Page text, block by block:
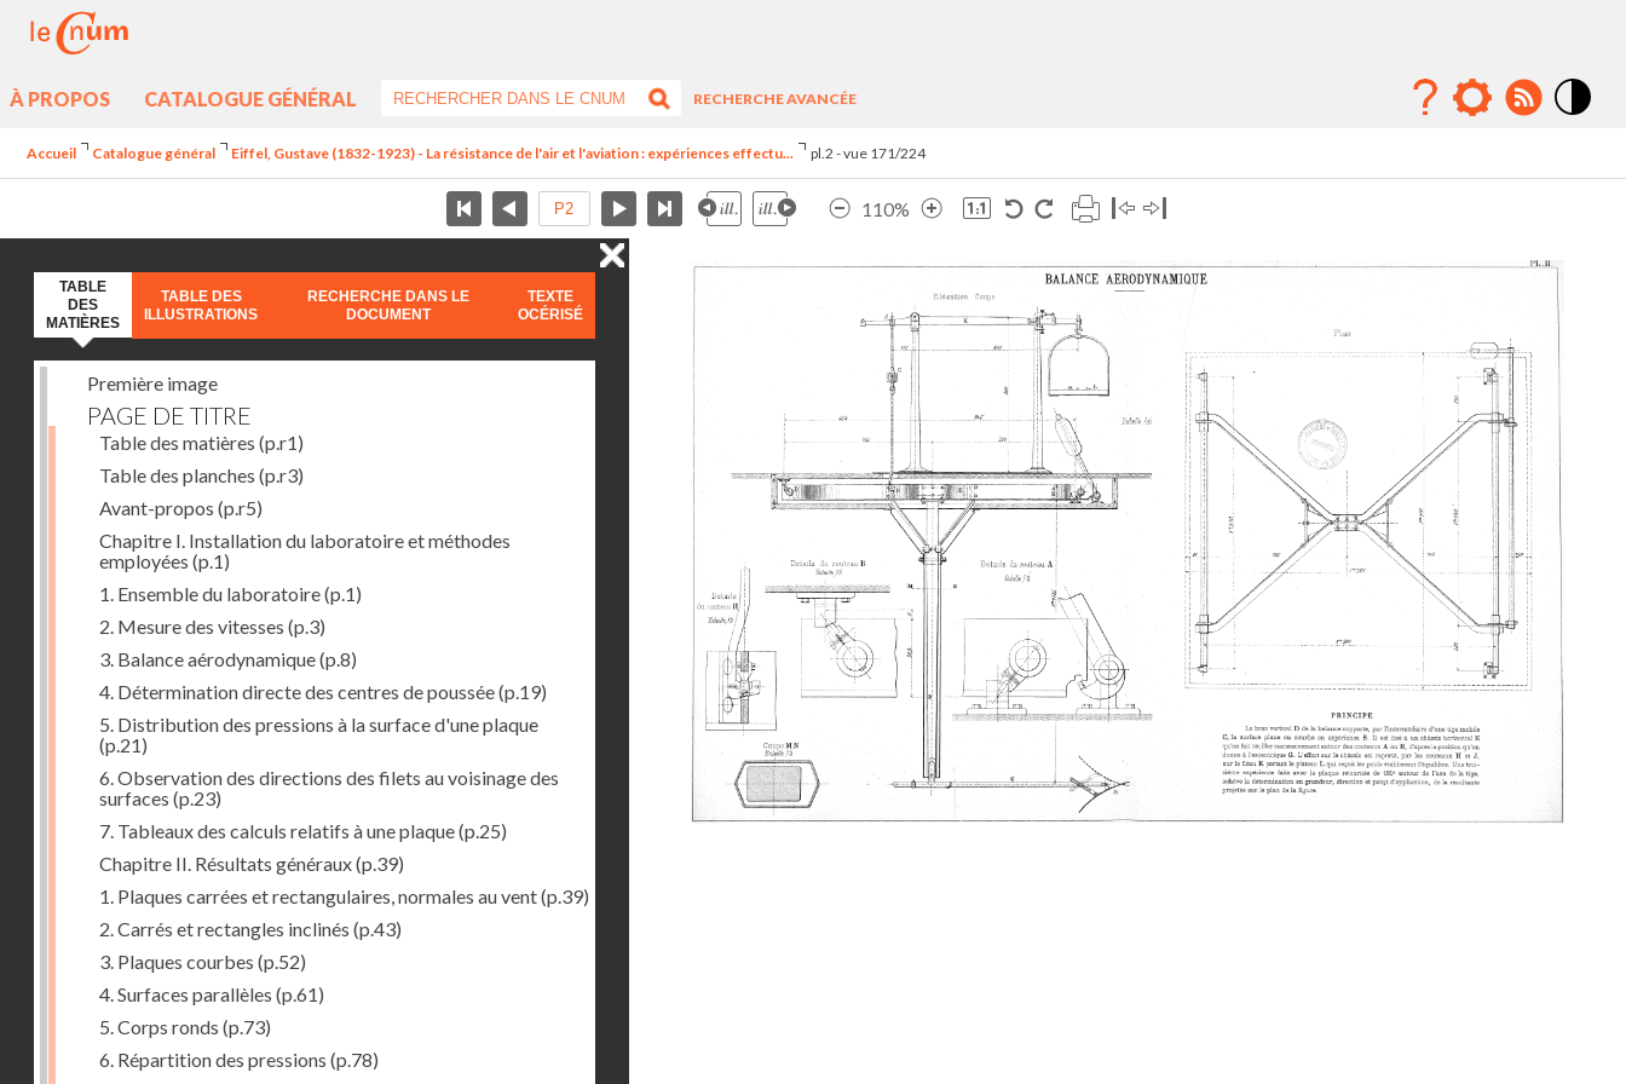
À PROPOS CATALOGUE GÉNÉRAL
RECHERCHE AVANCÉE
Accueil Catalogue général Eiffel, Gustave (1832-1923) - La résistance de l'air et l'aviation : expériences effectu... pl.2 - vue 171/224
110%
TABLE
DES
MATIÈRES
TABLE DES
ILLUSTRATIONS
RECHERCHE DANS LE
DOCUMENT
TEXTE
OCÉRISÉ
Première image
PAGE DE TITRE
Table des matières (p.r1)
Table des planches (p.r3)
Avant-propos (p.r5)
Chapitre I. Installation du laboratoire et méthodes
employées (p.1)
1. Ensemble du laboratoire(p.1)
2. Mesure des vitesses (p.3)
3. Balance aérodynamique(p.8)
4. Détermination directe des centres de poussée(p.19)
5. Distribution des pressions à la surface d'une plaque
(p.21)
6. Observation des directions des filets au voisinage des
surfaces (p.23)
7. Tableaux des calculs relatifs à une plaque(p.25)
Chapitre II. Résultats généraux(p.39)
1. Plaques carrées et rectangulaires, normales au vent(p.39)
2. Carrés et rectangles inclinés (p.43)
3. Plaques courbes (p.52)
4. Surfaces parallèles (p.61)
5. Corps ronds (p.73)
6. Répartition des pressions (p.78)